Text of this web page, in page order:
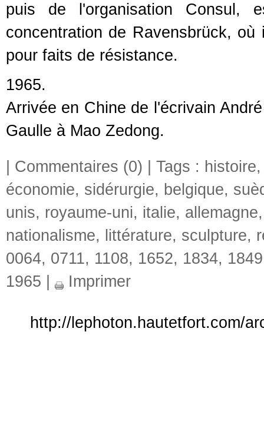
puis de l'organisation Consul,
concentration de Ravensbrück,
pour faits de résistance.
1965.
Arrivée en Chine de l'écrivain
Gaulle à Mao Zedong.
Commentaires (0) | Tags : histoire
économie, sidérurgie, belgique,
unis, royaume-uni, italie, allemagne
nationalisme, littérature, sculpture,
0064, 0711, 1108, 1652, 1834, 1849
1965
Imprimer
http://lephoton.hautetfort.com/